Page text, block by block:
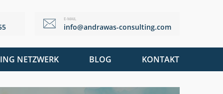
E-MAIL
info@andrawas-consulting.com
NETZWERK BLOG KONTAKT